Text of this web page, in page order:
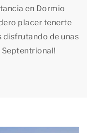
en Dormio
placer tenerte
disfrutando de unas
Septentrional!